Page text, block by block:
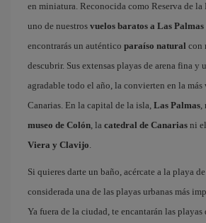
en miniatura. Reconocida como Reserva de la
uno de nuestros vuelos baratos a Las
encontrarás un auténtico paraíso natural con
descubrir. Sus extensas playas de arena fina y
agradable todo el año, la convierten en la más
Canarias. En la capital de la isla, Las Palmas,
museo de Colón, la catedral de Canarias ni el
Viera y Clavijo.
Si quieres darte un baño, acércate a la playa de
considerada una de las playas urbanas más
Ya fuera de la ciudad, te encantarán las playas